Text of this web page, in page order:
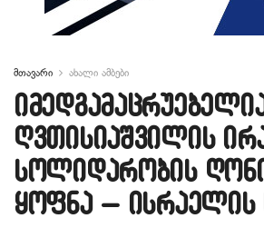
მთავარი ახალი ამბები
ღვთისიაშვილის
სოლიდარობის
ყოფნა –